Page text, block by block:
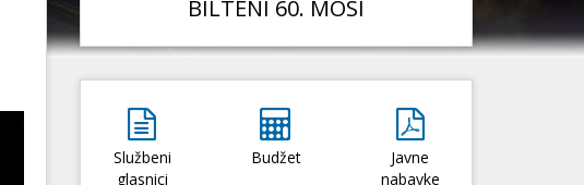
BILTENI 60. MOSI
Službeni
glasnici
Budžet
Javne
nabavke